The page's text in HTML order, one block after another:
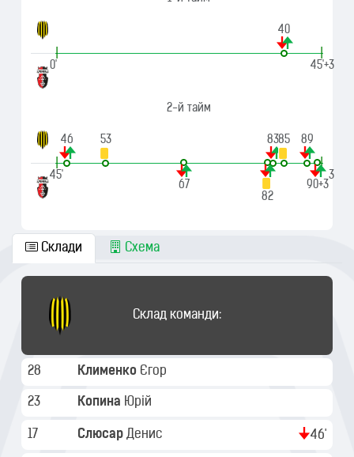
40
|
0'
|
45'+3
2-й тайм
46 53 8385 89
|
45'
67
82
90+3
|
90'+3
Склади Схема
Склад команди:
28 Клименко Єгор
23 Копина Юрій
17 Слюсар Денис 46'